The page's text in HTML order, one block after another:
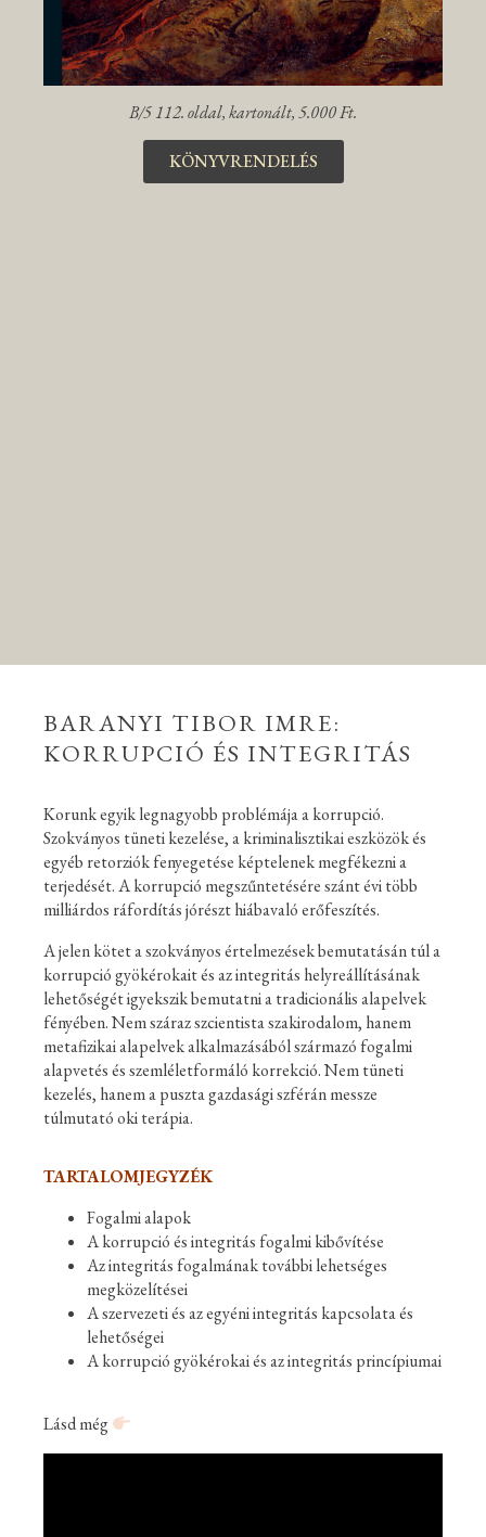
B/5 112. oldal, kartonált, 5.000 Ft.
KÖNYVRENDELÉS
BARANYI TIBOR IMRE:
KORRUPCIÓ ÉS INTEGRITÁS
Korunk egyik legnagyobb problémája a korrupció.
Szokványos tüneti kezelése, a kriminalisztikai eszközök és
egyéb retorziók fenyegetése képtelenek megfékezni a
terjedését. A korrupció megszűntetésére szánt évi több
milliárdos ráfordítás jórészt hiábavaló erőfeszítés.
A jelen kötet a szokványos értelmezések bemutatásán túl a
korrupció gyökérokait és az integritás helyreállításának
lehetőségét igyekszik bemutatni a tradicionális alapelvek
fényében. Nem száraz szcientista szakirodalom, hanem
metafizikai alapelvek alkalmazásából származó fogalmi
alapvetés és szemléletformáló korrekció. Nem tüneti
kezelés, hanem a puszta gazdasági szférán messze
túlmutató oki terápia.
TARTALOMJEGYZÉK
Fogalmi alapok
A korrupció és integritás fogalmi kibővítése
Az integritás fogalmának további lehetséges
megközelítései
A szervezeti és az egyéni integritás kapcsolata és
lehetőségei
A korrupció gyökérokai és az integritás princípiumai
Lásd még